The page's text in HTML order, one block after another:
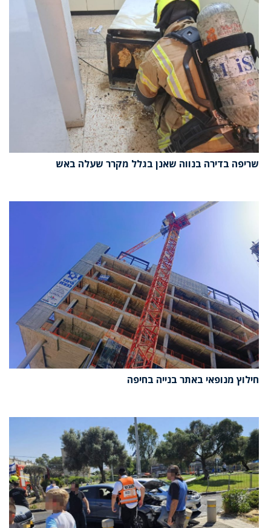
שריפה בדירה בנווה שאנן בגלל מקרר שעלה באש
חילוץ מנופאי באתר בנייה בחיפה